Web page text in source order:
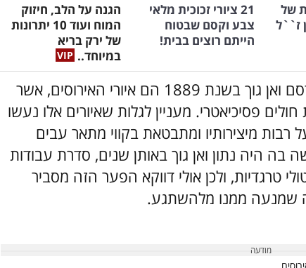
של
ז``ל
21 ציורי זכוכית מלאי
צבע וקסם שבטוח
הייתם רוצים בבית!
הגנה על הלב, חיזוק
המוח ועוד 10 יתרונות
של ירק בריא
במיוחד..
דוגמה מוכרת נוספת לציורי שמן שפרסם ואן גוך בשנת 1889 הם איורי האירוסים, אשר
פסיכיאטרי. מעניין לגלות שאיורים אלו נעשו
מיצירותיו ומתבטאת בקווי מתאר עבים
בה היה נתון ואן גוך באותן שנים, סדרת עבודות
טרגדיות, ולכן אולי דווקא הפער הזה מסביר
שמנעה ממנו מלהשתגע.